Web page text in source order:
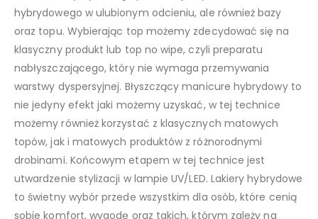
hybrydowego w ulubionym odcieniu, ale również bazy
oraz topu. Wybierając top możemy zdecydować się na
klasyczny produkt lub top no wipe, czyli preparatu
nabłyszczającego, który nie wymaga przemywania
warstwy dyspersyjnej. Błyszczący manicure hybrydowy to
nie jedyny efekt jaki możemy uzyskać, w tej technice
możemy również korzystać z klasycznych matowych
topów, jak i matowych produktów z różnorodnymi
drobinami. Końcowym etapem w tej technice jest
utwardzenie stylizacji w lampie UV/LED. Lakiery hybrydowe
to świetny wybór przede wszystkim dla osób, które cenią
sobie komfort, wygodę oraz takich, którym zależy na